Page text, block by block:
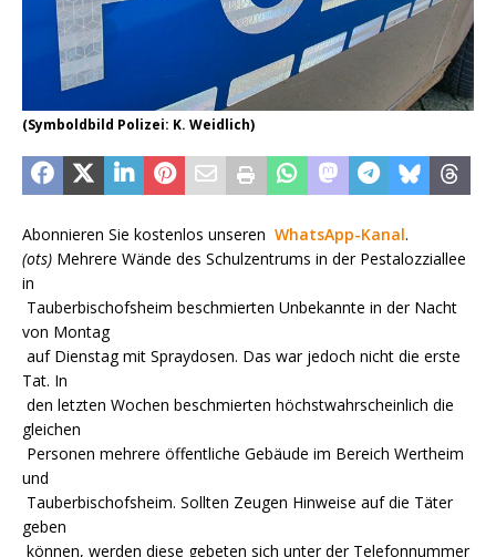
(Symboldbild Polizei: K. Weidlich)
Abonnieren Sie kostenlos unseren WhatsApp-Kanal.
(ots) Mehrere Wände des Schulzentrums in der Pestalozziallee
in
Tauberbischofsheim beschmierten Unbekannte in der Nacht
von Montag
auf Dienstag mit Spraydosen. Das war jedoch nicht die erste
Tat. In
den letzten Wochen beschmierten höchstwahrscheinlich die
gleichen
Personen mehrere öffentliche Gebäude im Bereich Wertheim
und
Tauberbischofsheim. Sollten Zeugen Hinweise auf die Täter
geben
können, werden diese gebeten sich unter der Telefonnummer